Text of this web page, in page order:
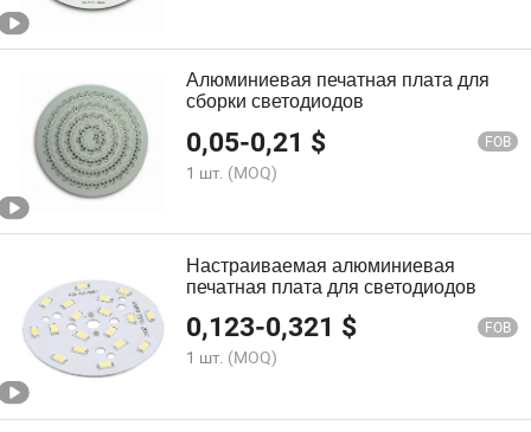
Алюминиевая печатная плата для
сборки светодиодов
0,05-0,21 $ FOB
1 шт. (MOQ)
Настраиваемая алюминиевая
печатная плата для светодиодов
0,123-0,321 $ FOB
1 шт. (MOQ)